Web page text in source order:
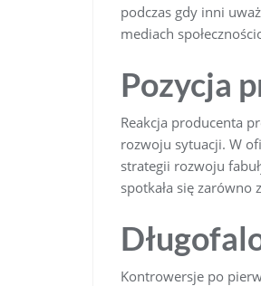
podczas gdy inni
mediach
Pozycja
Reakcja producenta
rozwoju sytuacji. W
strategii rozwoju
spotkała się
Kontrowersje po